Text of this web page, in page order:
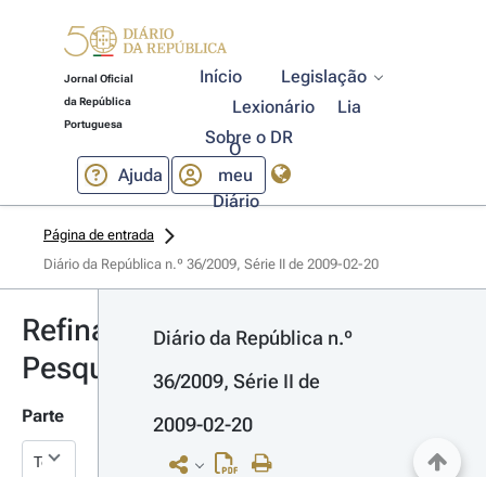
Jornal Oficial
da República
Portuguesa
Início
Legislação
Lexionário
Lia
Sobre o DR
Ajuda
O
meu
Diário
Página de entrada
Diário da República n.º 36/2009, Série II de 2009-02-20
Refinar
Pesquisa
Parte
Diário da República n.º
36/2009, Série II de
2009-02-20